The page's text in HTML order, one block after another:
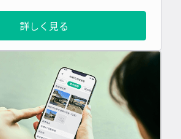
詳しく見る